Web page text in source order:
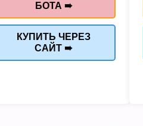
БОТА ➠
КУПИТЬ ЧЕРЕЗ
САЙТ ➠